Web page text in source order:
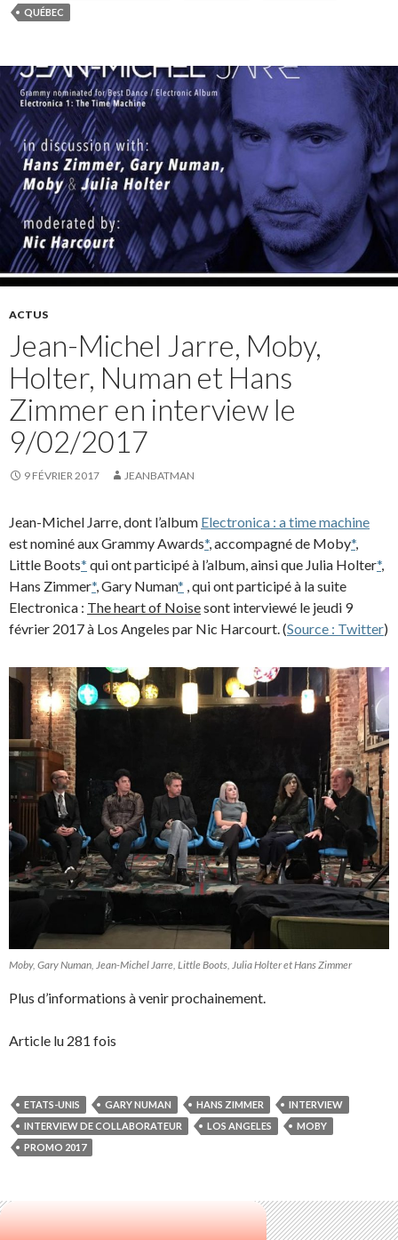
QUÉBEC
ACTUS
Jean-Michel Jarre, Moby,
Holter, Numan et Hans
Zimmer en interview le
9/02/2017
9 FÉVRIER 2017 JEANBATMAN
Jean-Michel Jarre, dont l’album Electronica : a time machine
est nominé aux Grammy Awards*, accompagné de Moby*,
Little Boots* qui ont participé à l’album, ainsi que Julia Holter*,
Hans Zimmer*, Gary Numan* , qui ont participé à la suite
Electronica : The heart of Noisesont interviewé le jeudi 9
février 2017 à Los Angeles par Nic Harcourt. (Source : Twitter)
Moby, Gary Numan, Jean-Michel Jarre, Little Boots, Julia Holter et Hans Zimmer
Plus d’informations à venir prochainement.
Article lu 281 fois
ETATS-UNIS GARY NUMAN HANS ZIMMER
INTERVIEW
INTERVIEW DE COLLABORATEUR
LOS ANGELES
MOBY
PROMO 2017